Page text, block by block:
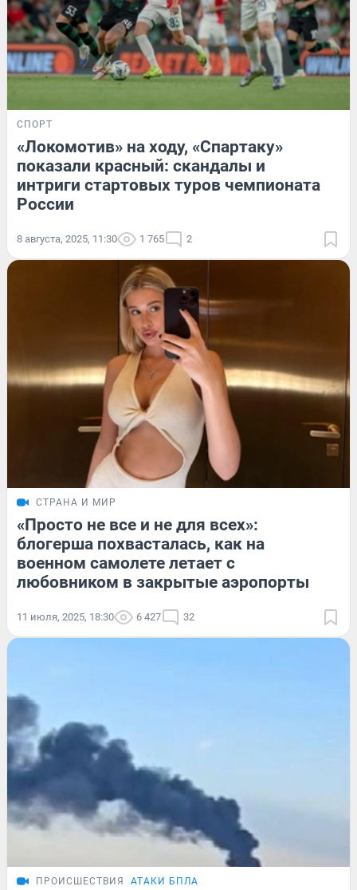
СПОРТ
«Локомотив» на ходу, «Спартаку»
показали красный: скандалы и
интриги стартовых туров чемпионата
России
8 августа, 2025, 11:30 1 765 2
СТРАНА И МИР
«Просто не все и не для всех»:
блогерша похвасталась, как на
военном самолете летает с
любовником в закрытые аэропорты
11 июля, 2025, 18:30 6 427 32
ПРОИСШЕСТВИЯ АТАКИ БПЛА